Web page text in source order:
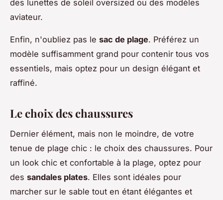
des lunettes de soleil oversized ou des modèles
aviateur.
Enfin, n'oubliez pas le sac de plage. Préférez un
modèle suffisamment grand pour contenir tous vos
essentiels, mais optez pour un design élégant et
raffiné.
Le choix des chaussures
Dernier élément, mais non le moindre, de votre
tenue de plage chic : le choix des chaussures. Pour
un look chic et confortable à la plage, optez pour
des sandales plates. Elles sont idéales pour
marcher sur le sable tout en étant élégantes et